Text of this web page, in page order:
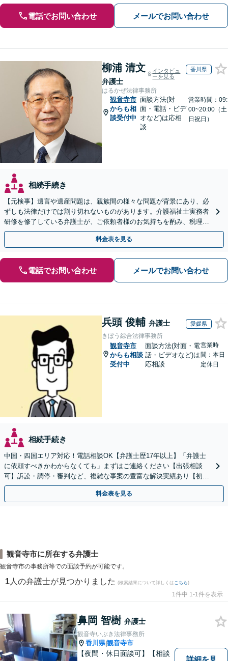
電話でお問い合わせ メールでお問い合わせ
柳浦 清文
弁護士
インタビュ
ーを見る
香川県
はるかぜ法律事務所
観音寺市
からも相
談受付中
面談方法(対
面・電話・ビデ
オなど)は応相
談
営業時間：09:
00~20:00（土
日祝日）
相続手続き
【元検事】遺言や遺産問題は、親族間の様々な問題が背景にあり、必
ずしも法律だけでは割り切れないものがあります。介護福祉士実務者
研修を修了している弁護士が、ご依頼者様のお気持ちを酌み、税理士
など他士業とも密接に連携しながら丁寧に対応いたします。
料金表を見る
電話でお問い合わせ メールでお問い合わせ
兵頭 俊輔 弁護士 愛媛県
きぼう綜合法律事務所
観音寺市
からも相談
受付中
面談方法(対面・電
話・ビデオなど)は
応相談
営業時
間：本日
定休日
相続手続き
中国・四国エリア対応！電話相談OK【弁護士歴17年以上】「弁護士
に依頼すべきかわからなくても」まずはご連絡ください【出張相談
可】訴訟・調停・審判など、複雑な事案の豊富な解決実績あり【初回
相談無料】初回面談のみで解決できるケースもあります
料金表を見る
観音寺市に所在する弁護士
観音寺市の事務所等での面談予約が可能です。
1 人の弁護士が見つかりました (検索結果について詳しくは こちら)
1件中 1-1件を表示
鼻岡 智樹 弁護士
観音寺いぶき法律事務所
香川県|観音寺市
【夜間・休日面談可】【相談
詳細を見